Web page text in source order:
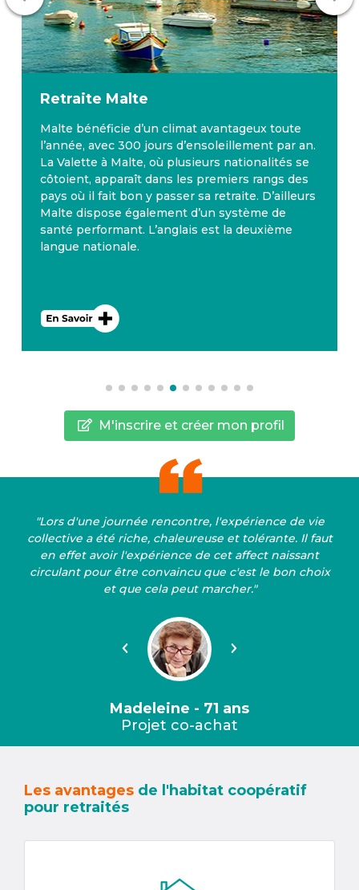
Retraite Malte
Malte bénéficie d’un climat avantageux toute
l’année, avec 300 jours d’ensoleillement par an.
La Valette à Malte, où plusieurs nationalités se
côtoient, apparaît dans les premiers rangs des
pays où il fait bon y passer sa retraite. D’ailleurs
Malte dispose également d’un système de
santé performant. L’anglais est la deuxième
langue nationale.
M'inscrire et créer mon profil
"Lors d'une journée rencontre, l'expérience de vie
collective a été riche, chaleureuse et tolérante. Il faut
en effet avoir l'expérience de cet affect naissant
circulant pour être convaincu que c'est le bon choix
et que cela peut marcher."
Précédent Suivant
Madeleine - 71 ans
Projet co-achat
Les avantages de l'habitat coopératif
pour retraités